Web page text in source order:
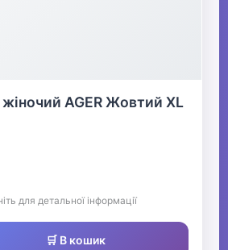
AGER Жовтий XL
для детальної інформації
🛒 В кошик